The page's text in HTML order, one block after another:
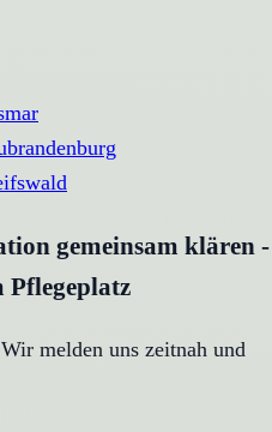
gemeinsam klären -
Pflegeplatz
melden uns zeitnah und